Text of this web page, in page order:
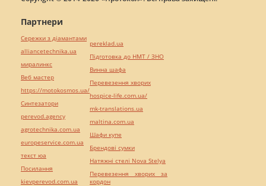
Партнери
Сережки з діамантами
alliancetechnika.ua
миралинкс
Веб мастер
https://motokosmos.ua/
Синтезатори
perevod.agency
agrotechnika.com.ua
europeservice.com.ua
текст юа
Посилання
kievperevod.com.ua
pereklad.ua
Підготовка до НМТ / ЗНО
Винна шафа
Перевезення хворих
hospice-life.com.ua/
mk-translations.ua
maltina.com.ua
Шафи купе
Брендові сумки
Натяжні стелі Nova Stelya
Перевезення хворих за
кордон